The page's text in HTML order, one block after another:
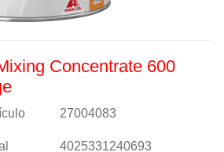
Concentrate 600
27004083
4025331240693